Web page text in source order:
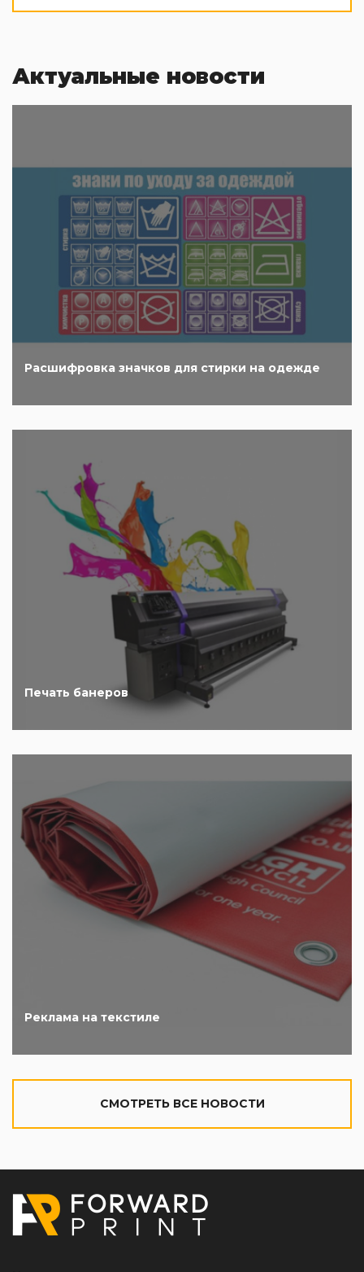
Актуальные новости
Расшифровка значков для стирки на одежде
Печать банеров
Реклама на текстиле
CМОТРЕТЬ ВСЕ НОВОСТИ